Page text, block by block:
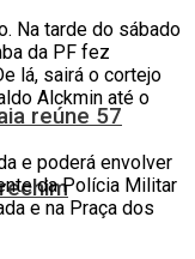
reúne 57
Na tarde do sábado
da PF fez
lá, sairá o cortejo
Alckmin até o
e poderá envolver
da Polícia Militar
e na Praça dos